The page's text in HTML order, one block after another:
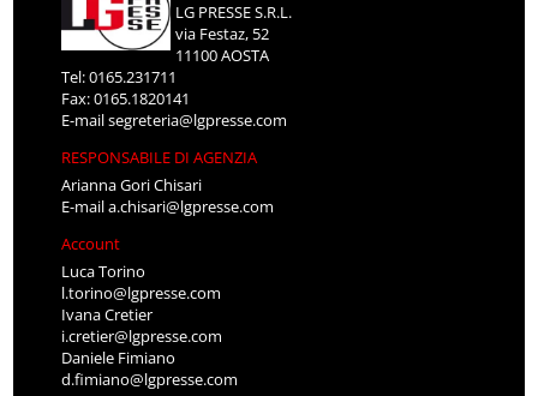
LG PRESSE S.R.L.
via Festaz, 52
11100 AOSTA
Tel: 0165.231711
Fax: 0165.1820141
E-mailsegreteria@lgpresse.com
RESPONSABILE DI AGENZIA
Arianna Gori Chisari
E-maila.chisari@lgpresse.com
Account
Luca Torino
l.torino@lgpresse.com
Ivana Cretier
i.cretier@lgpresse.com
Daniele Fimiano
d.fimiano@lgpresse.com